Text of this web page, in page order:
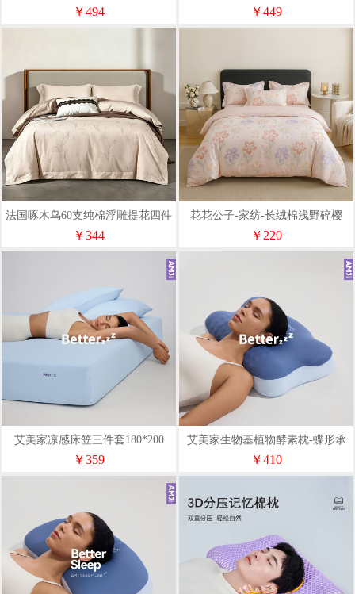
洛思ZMT-0108
￥494
娜ZMT-0107
￥449
法国啄木鸟60支纯棉浮雕提花四件
套-威尼斯咖ZMT-0105
￥344
花花公子-家纺-长绒棉浅野碎樱
1.8m床四件套
￥220
艾美家凉感床笠三件套180*200
￥359
艾美家生物基植物酵素枕-蝶形承
托
￥410